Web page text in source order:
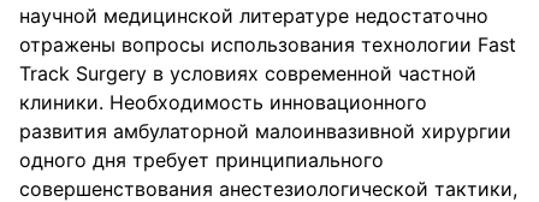
научной медицинской литературе недостаточно
отражены вопросы использования технологии Fast
Track Surgery в условиях современной частной
клиники. Необходимость инновационного
развития амбулаторной малоинвазивной хирургии
одного дня требует принципиального
совершенствования анестезиологической тактики,